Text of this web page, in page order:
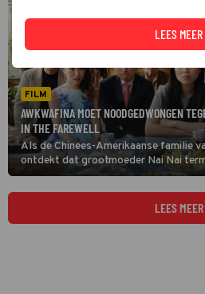
FILM
AWKWAFINA MOET NOODGEDWONGEN
IN THE FAREWELL
Als de Chinees-Amerikaanse familie
ontdekt dat grootmoeder Nai Nai
dat niet aan oma zelf.
LEES MEER
LEES MEER